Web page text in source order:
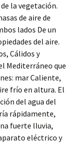
la vegetación.
de aire de
lados De un
del aire.
Cálidos y
Mediterráneo que
mar Caliente,
frío en altura. El
del agua del
rápidamente,
fuerte lluvia,
eléctrico y